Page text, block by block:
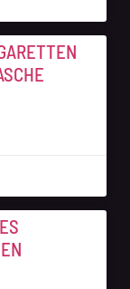
W
W